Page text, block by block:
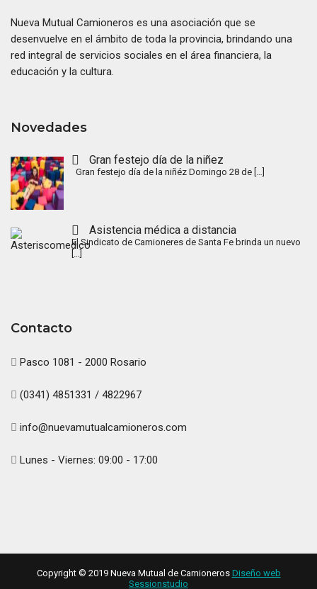
Nueva Mutual Camioneros es una asociación que se
desenvuelve en el ámbito de toda la provincia, brindando una
red integral de servicios sociales en el área financiera, la
educación y la cultura.
Novedades
Gran festejo día de la niñez
Gran festejo día de la niñéz Domingo 28 de […]
Asistencia médica a distancia
El Sindicato de Camioneres de Santa Fe brinda un nuevo
[…]
Contacto
Pasco 1081 - 2000 Rosario
(0341) 4851331 / 4822967
info@nuevamutualcamioneros.com
Lunes - Viernes: 09:00 - 17:00
Copyright © 2019 Nueva Mutual de Camioneros Diseño web
Sessionstudio